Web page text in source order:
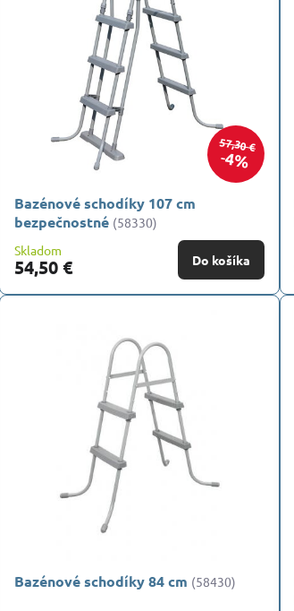
57,30 €
4%
Bazénové schodíky 107 cm
bezpečnostné (58330)
Skladom
54,50 € Do košíka
Bazénové schodíky 84 cm (58430)